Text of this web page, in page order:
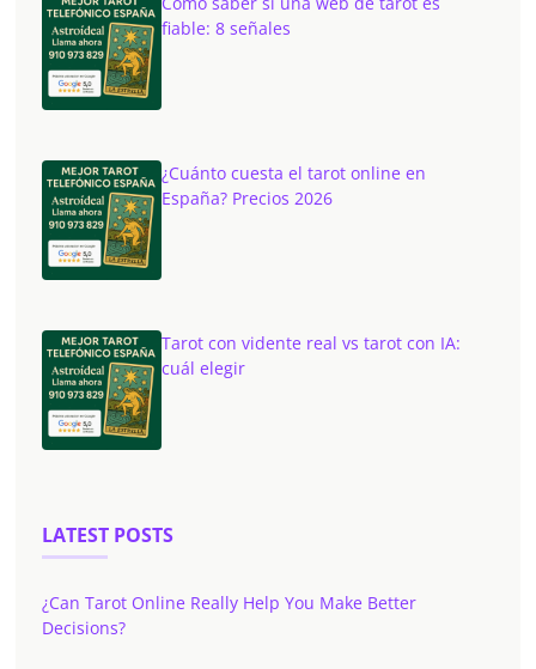
fiable: 8 señales
¿Cuánto cuesta el tarot online en
España? Precios 2026
Tarot con vidente real vs tarot con IA:
cuál elegir
LATEST POSTS
¿Can Tarot Online Really Help You Make Better
Decisions?